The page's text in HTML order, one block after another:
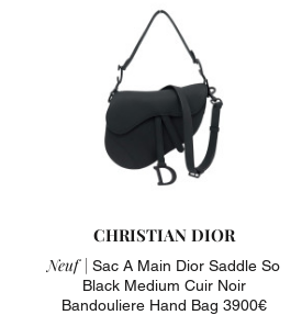
CHRISTIAN DIOR
Neuf | Sac A Main Dior Saddle So
Black Medium Cuir Noir
Bandouliere Hand Bag 3900€